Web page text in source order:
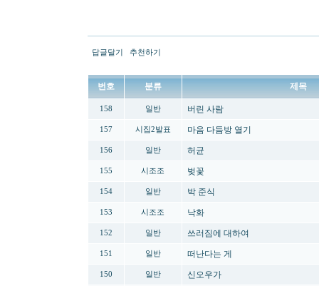
답글달기 추천하기
번호 분류 제목
158 일반 버린 사람
157 시집2발표 마음 다듬방 열기
156 일반 허균
155 시조조 벚꽃
154 일반 박 준식
153 시조조 낙화
152 일반 쓰러짐에 대하여
151 일반 떠난다는 게
150 일반 신오우가